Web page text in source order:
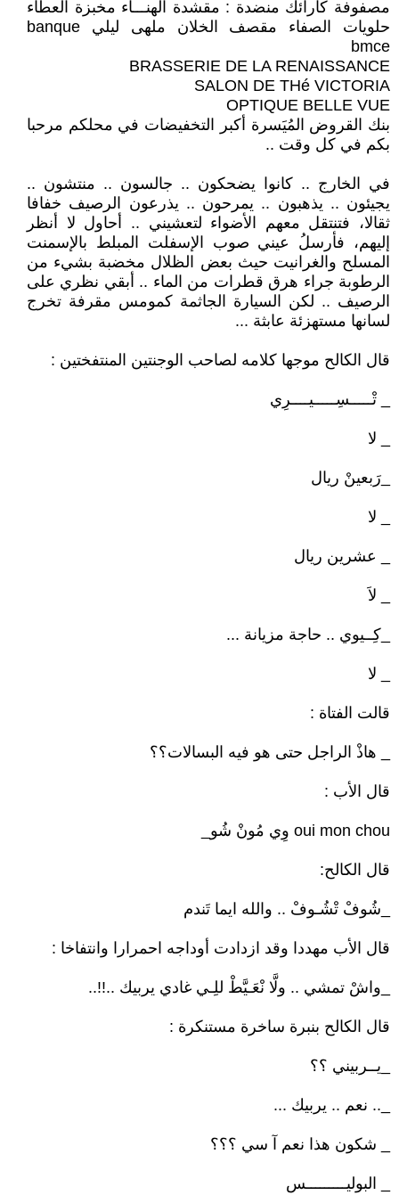
مصفوفة كأرائك منضدة : مقشدة الهنـــاء مخبزة العطاء
حلويات الصفاء مقصف الخلان ملهى ليلي banque
bmce
BRASSERIE DE LA RENAISSANCE
SALON DE THé VICTORIA
OPTIQUE BELLE VUE
بنك القروض المُيَسرة أكبر التخفيضات في محلكم مرحبا
بكم في كل وقت ..
في الخارج .. كانوا يضحكون .. جالسون .. منتشون ..
يجيئون .. يذهبون .. يمرحون .. يذرعون الرصيف خفافا
ثقالا، فتنتقل معهم الأضواء لتعشيني .. أحاول لا أنظر
إليهم، فأرسلُ عيني صوب الإسفلت المبلط بالإسمنت
المسلح والغرانيت حيث بعض الظلال مخضبة بشيء من
الرطوبة جراء هرق قطرات من الماء .. أبقي نظري على
الرصيف .. لكن السيارة الجاثمة كمومس مقرفة تخرج
لسانها مستهزئة عابثة ...
قال الكالح موجها كلامه لصاحب الوجنتين المنتفختين :
_ تْـــــسِـــــيــــرِي
_ لا
_رَبعينْ ريال
_ لا
_ عشرين ريال
_ لاَ
_كِــيوي .. حاجة مزيانة ...
_ لا
قالت الفتاة :
_ هاذْ الراجل حتى هو فيه البسالات؟؟
قال الأب :
oui mon chou وِي مُونْ شُو_
قال الكالح:
_شُوفْ تْشُـوفْ .. والله ايما تَندم
قال الأب مهددا وقد ازدادت أوداجه احمرارا وانتفاخا :
_واشْ تمشي .. ولَّا نْعَـيَّطْ للِـي غادي يربيك ..!!..
قال الكالح بنبرة ساخرة مستنكرة :
_يــربيني ؟؟
_.. نعم .. يربيك ...
_ شكون هذا نعم آ سي ؟؟؟
_ البوليـــــــــس